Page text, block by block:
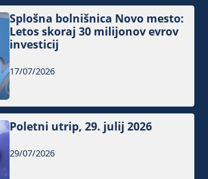
Splošna bolnišnica Novo mesto:
Letos skoraj 30 milijonov evrov
investicij
17/07/2026
Poletni utrip, 29. julij 2026
29/07/2026